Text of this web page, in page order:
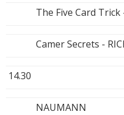
The Five Card Trick
Camer Secrets -
14.30
NAUMANN